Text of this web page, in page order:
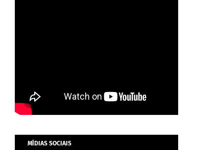
MÍDIAS SOCIAIS